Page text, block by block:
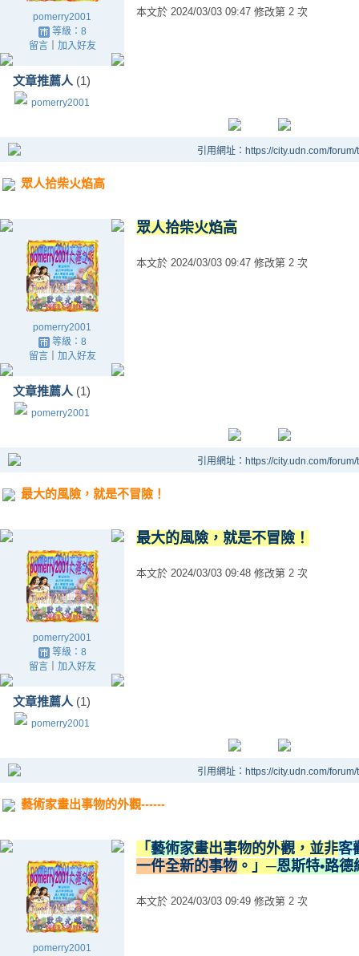
pomerry2001
等級：8
留言｜ 加入好友
文章推薦人 (1)
pomerry2001
本文於 2024/03/03 09:47 修改第 2 次
引用網址：https://city.udn.com/
眾人拾柴火焰高
pomerry2001
等級：8
留言｜ 加入好友
文章推薦人 (1)
pomerry2001
眾人拾柴火焰高
本文於 2024/03/03 09:47 修改第 2 次
引用網址：https://city.udn.com/
最大的風險，就是不冒險！
pomerry2001
等級：8
留言｜ 加入好友
文章推薦人 (1)
pomerry2001
最大的風險，就是不冒險！
本文於 2024/03/03 09:48 修改第 2 次
引用網址：https://city.udn.com/
藝術家畫出事物的外觀------
pomerry2001
「 藝術家畫出事物的外觀，並非客
一件全新的事物 。」─恩斯特•路德
本文於 2024/03/03 09:49 修改第 2 次